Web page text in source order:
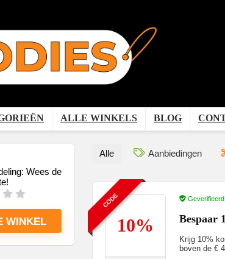
ALLE WINKELS BLOG
Wees de
WINKEL
Alle Aanbiedingen
CODE
10%
Geverifieerd
Bespaar
Krijg 10%
boven de €